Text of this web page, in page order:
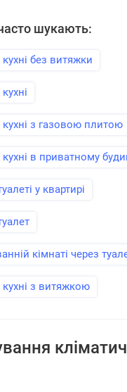
шукають:
без витяжки
кухні з газовою плитою
в приватному
у квартирі
кімнаті через
кухні з витяжкою